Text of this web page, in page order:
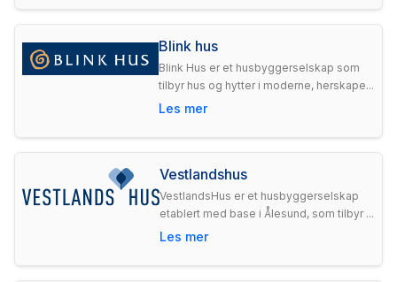
Blink hus
Blink Hus er et husbyggerselskap som
tilbyr hus og hytter i moderne, herskape...
Les mer
Vestlandshus
VestlandsHus er et husbyggerselskap
etablert med base i Ålesund, som tilbyr ...
Les mer